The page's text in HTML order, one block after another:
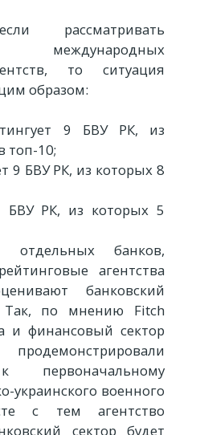
рассматривать
международных
то ситуация
образом:
9 БВУ РК, из
топ-10;
9 БВУ РК, из которых 8
БВУ РК, из которых 5
банков,
агентства
банковский
Так, по мнению Fitch
и финансовый сектор
первоначальному
украинского военного
с тем агентство
сектор будет